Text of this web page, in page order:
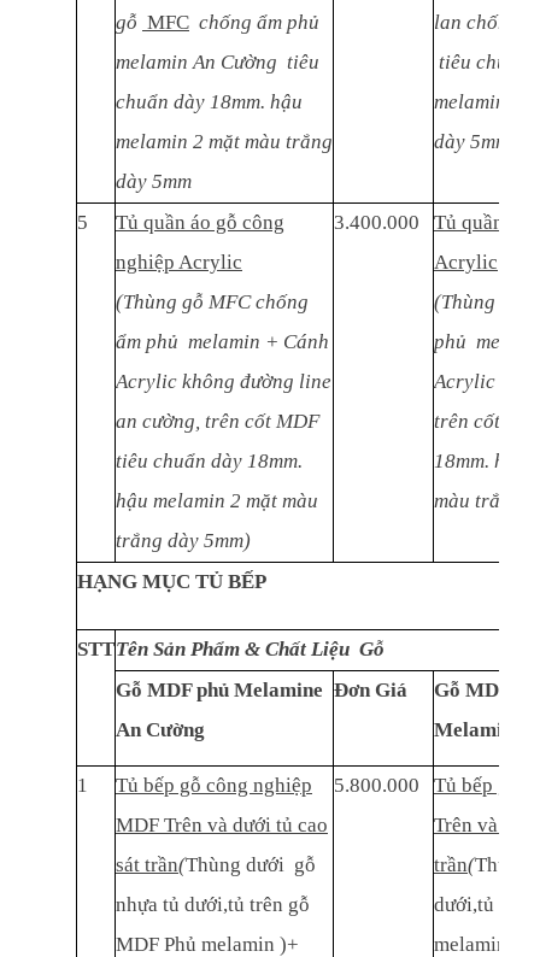
gỗ MFC chống ẩm phủ
melamin An Cường tiêu
chuẩn dày 18mm. hậu
melamin 2 mặt màu trắng
dày 5mm
lan chống
tiêu chuẩn
melamin 2
dày 5mm))
5
Tủ quần áo gỗ công
nghiệp Acrylic
(Thùng gỗ MFC chống
ẩm phủ melamin + Cánh
Acrylic không đường line
an cường, trên cốt MDF
tiêu chuẩn dày 18mm.
hậu melamin 2 mặt màu
trắng dày 5mm)
3.400.000
Tủ quần áo
Acrylic
(Thùng gỗ
phủ
Acrylic
trên cốt
18mm. hậu
màu trắng
HẠNG MỤC TỦ BẾP
STTTên Sản Phẩm & Chất Liệu Gỗ
Gỗ MDF phủ Melamine
An Cường
Đơn Giá
Gỗ MDF
Melamine
1
Tủ bếp gỗ công nghiệp
MDF Trên và dưới tủ cao
sát trần(Thùng dưới gỗ
nhựa tủ dưới,tủ trên gỗ
MDF Phủ melamin )+
5.800.000
Tủ bếp gỗ
Trên và
trần(Thùng
dưới,tủ trên
melamin )+